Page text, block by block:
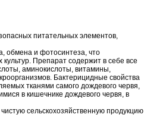
питательных элементов,
обмена и фотосинтеза, что
Препарат содержит в себе все
аминокислоты, витамины,
Бактерицидные свойства
тканями самого дождевого червя,
в кишечнике дождевого червя, в
сельскохозяйственную продукцию